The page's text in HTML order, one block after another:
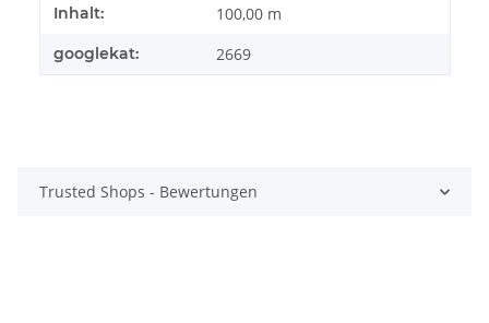
Produkteigenschaft
Wert
Inhalt: 100,00 m
googlekat: 2669
Trusted Shops - Bewertungen